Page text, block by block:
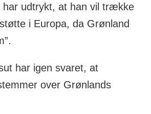
har udtrykt, at han vil trække
i Europa, da Grønland
har igen svaret, at
over Grønlands